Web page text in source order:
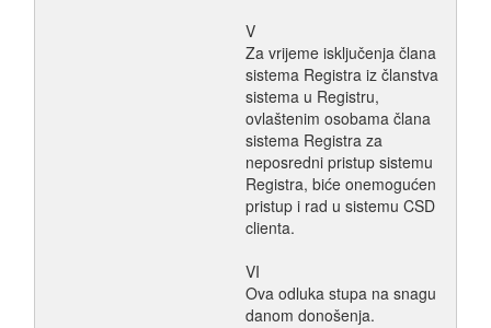
V
Za vrijeme isključenja člana
sistema Registra iz članstva
sistema u Registru,
ovlaštenim osobama člana
sistema Registra za
neposredni pristup sistemu
Registra, biće onemogućen
pristup i rad u sistemu CSD
clienta.
VI
Ova odluka stupa na snagu
danom donošenja.